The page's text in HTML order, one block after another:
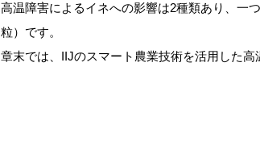
高温障害によるイネへの影響は2種類あり、一
粒）です。
章末では、IIJのスマート農業技術を活用した高